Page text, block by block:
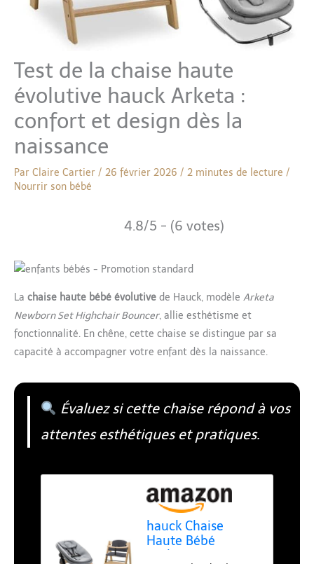
Test de la chaise haute
évolutive hauck Arketa :
confort et design dès la
naissance
Par Claire Cartier / 26 février 2026 / 2 minutes de lecture /
Nourrir son bébé
4.8/5 - (6 votes)
La chaise haute bébé évolutive de Hauck, modèle Arketa
Newborn Set Highchair Bouncer, allie esthétisme et
fonctionnalité. En chêne, cette chaise se distingue par sa
capacité à accompagner votre enfant dès la naissance.
Évaluez si cette chaise répond à vos
attentes esthétiques et pratiques.
hauck Chaise
Haute Bébé